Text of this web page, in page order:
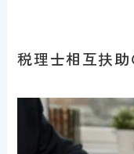
税理士相互扶助